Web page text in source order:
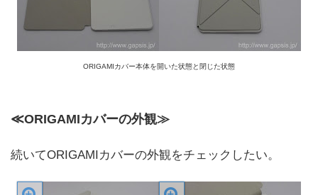
ORIGAMIカバー本体を開いた状態と閉じた状態
≪ORIGAMIカバーの外観≫
続いてORIGAMIカバーの外観をチェックしたい。